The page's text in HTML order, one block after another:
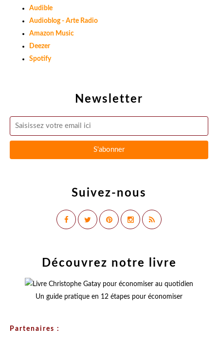
Newsletter
Suivez-nous
Audible
Audioblog - Arte Radio
Amazon Music
Deezer
Spotify
Découvrez notre livre
Un guide pratique en 12 étapes pour économiser
Partenaires :